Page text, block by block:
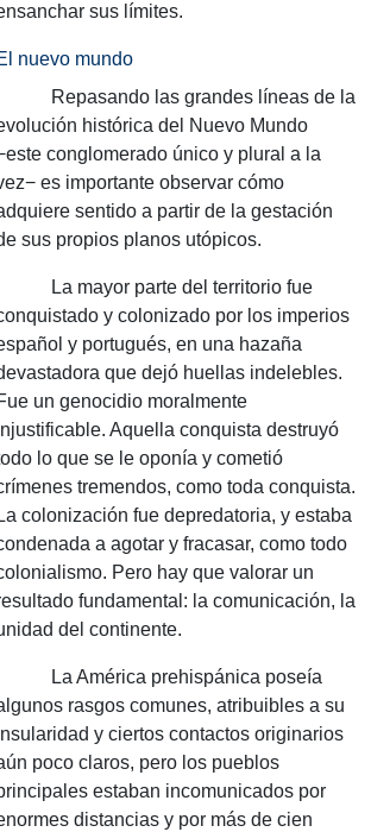
sus límites.
nuevo mundo
Repasando las grandes líneas de la
histórica del Nuevo Mundo
conglomerado único y plural a la
es importante observar cómo
sentido a partir de la gestación
sus propios planos utópicos.
La mayor parte del territorio fue
y colonizado por los imperios
y portugués, en una hazaña
que dejó huellas indelebles.
un genocidio moralmente
Aquella conquista destruyó
lo que se le oponía y cometió
tremendos, como toda conquista.
La colonización fue depredatoria, y estaba
a agotar y fracasar, como todo
Pero hay que valorar un
fundamental: la comunicación, la
del continente.
La América prehispánica poseía
rasgos comunes, atribuibles a su
y ciertos contactos originarios
poco claros, pero los pueblos
estaban incomunicados por
distancias y por más de cien